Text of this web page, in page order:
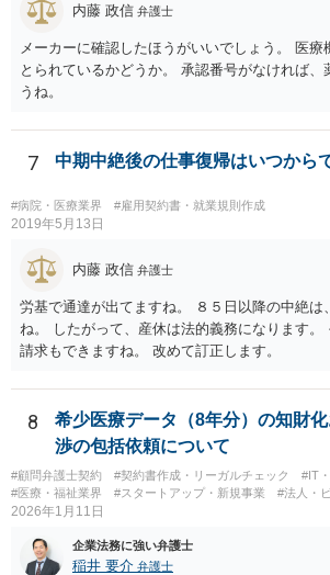
内藤 政信 弁護士
メーカーに確認したほうがいいでしょう。 医
とられているかどうか。 承認番号がなければ、
うね。
7 中期中絶後の仕事復帰はいつから
#病院・医療業界 #雇用契約書・就業規則作成
2019年5月13日
内藤 政信 弁護士
労基で通達が出てますね。 ８５日以降の中絶は
ね。 したがって、産休は法的義務になります。
請求もできますね。 改めて訂正します。
8
希少医療データ（8年分）の知財
渉の包括依頼について
#顧問弁護士契約 #契約書作成・リーガルチェック
#IT
#医療・福祉業界
#スタートアップ・新規事業 #法人・
2026年1月11日
企業法務に強い弁護士
稲井 要介 弁護士